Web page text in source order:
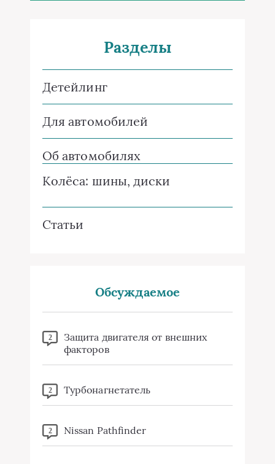
Разделы
Детейлинг
Для автомобилей
Об автомобилях
Колёса: шины, диски
Статьи
Обсуждаемое
2
Защита двигателя от внешних
факторов
2 Турбонагнетатель
2 Nissan Pathfinder